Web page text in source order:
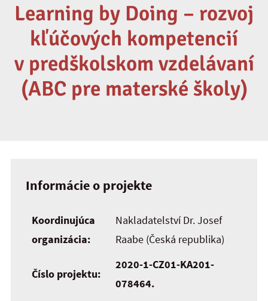
Learning by Doing – rozvoj
kľúčových kompetencií
v predškolskom vzdelávaní
(ABC pre materské školy)
Informácie o projekte
Koordinujúca
organizácia:
Nakladatelství Dr. Josef
Raabe (Česká republika)
Číslo projektu:
2020-1-CZ01-KA201-
078464.